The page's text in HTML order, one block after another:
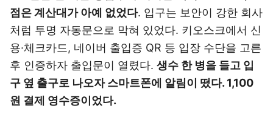
점은 계산대가 아예 없었다. 입구는 보안이 강한 회사
처럼 투명 자동문으로 막혀 있었다. 키오스크에서 신
용·체크카드, 네이버 출입증 QR 등 입장 수단을 고른
후 인증하자 출입문이 열렸다. 생수 한 병을 들고 입
구 옆 출구로 나오자 스마트폰에 알림이 떴다. 1,100
원 결제 영수증이었다.